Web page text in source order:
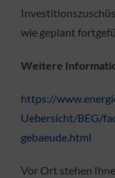
wie geplant
Weitere
https://
Uebersicht/BEG/
gebaeude.html
Vor Ort stehen